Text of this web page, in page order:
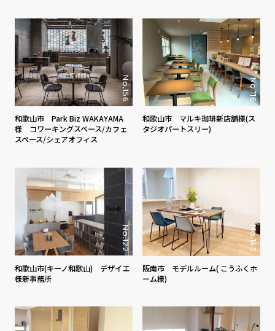
No.156
和歌山市 Park Biz WAKAYAMA
様 コワーキングスペース/カフェ
スペース/シェアオフィス
No.116
和歌山市 マルキ珈琲新店舗様(ス
タジオパートスリー)
No.122
和歌山市(キーノ和歌山) デザイエ
様新事務所
No.145
阪南市 モデルルーム( こうふくホ
ーム様)